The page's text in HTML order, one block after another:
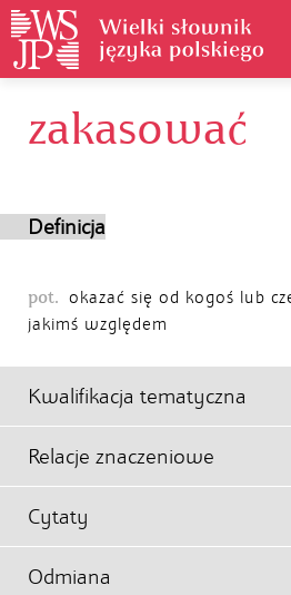
Historia
zakasować
Definicja
pot. okazać się od kogoś lub
jakimś względem
Kwalifikacja tematyczna
Relacje znaczeniowe
Cytaty
Odmiana